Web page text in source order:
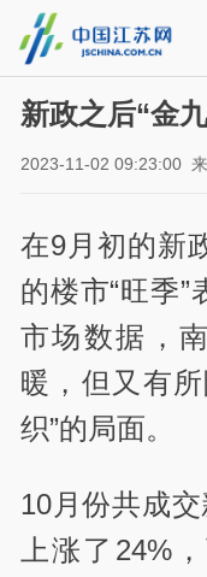
新政之后“金
2023-11-02 09:23:00
在9月初的新
的楼市“旺季
市场数据，
暖，但又有
织”的局面。
10月份共成
上涨了24%